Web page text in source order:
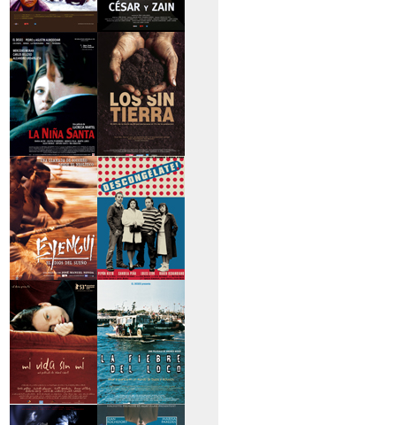
>Caravan >César y Zain
>La niña santa >Los sin tierra
>Eyengui, El Dios
del sueño
>Mi vida sin mi >La fiebre del loco